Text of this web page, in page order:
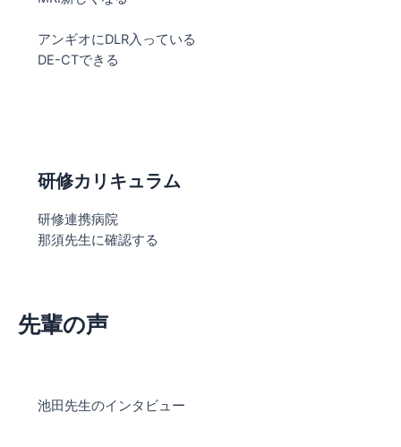
アンギオにDLR入っている
DE-CTできる
研修カリキュラム
研修連携病院
那須先生に確認する
先輩の声
池田先生のインタビュー